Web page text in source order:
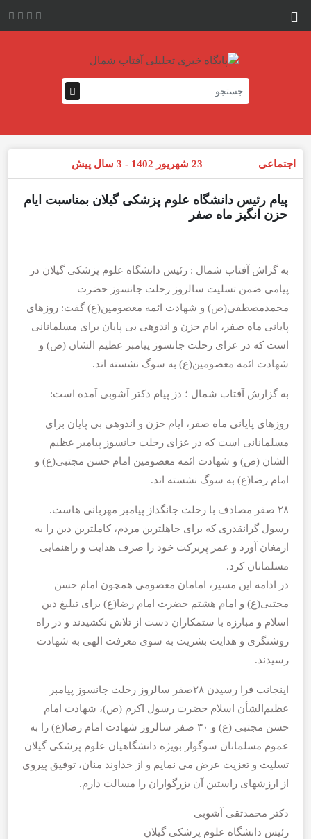
اجتماعی 23 شهریور 1402 - 3 سال پیش
پیام رئیس دانشگاه علوم پزشکی گیلان بمناسبت ایام
حزن انگیز ماه صفر
به گزاش آفتاب شمال : رئیس دانشگاه علوم پزشکی گیلان در
پیامی ضمن تسلیت سالروز رحلت جانسوز حضرت
محمدمصطفی(ص) و شهادت ائمه معصومین(ع) گفت: روزهای
پایانی ماه صفر، ایام حزن و اندوهی بی پایان برای مسلمانانی
است که در عزای رحلت جانسوز پیامبر عظیم الشان (ص) و
شهادت ائمه معصومین(ع) به سوگ نشسته اند.
به گزارش آفتاب شمال ؛ دز پیام دکتر آشوبی آمده است:
روزهای پایانی ماه صفر، ایام حزن و اندوهی بی پایان برای
مسلمانانی است که در عزای رحلت جانسوز پیامبر عظیم
الشان (ص) و شهادت ائمه معصومین امام حسن مجتبی(ع) و
امام رضا(ع) به سوگ نشسته اند.
۲۸ صفر مصادف با رحلت جانگداز پیامبر مهربانی هاست.
رسول گرانقدری که برای جاهلترین مردم، کاملترین دین را به
ارمغان آورد و عمر پربرکت خود را صرف هدایت و راهنمایی
مسلمانان کرد.
در ادامه این مسیر، امامان معصومی همچون امام حسن
مجتبی(ع) و امام هشتم حضرت امام رضا(ع) برای تبلیغ دین
اسلام و مبارزه با ستمکاران دست از تلاش نکشیدند و در راه
روشنگری و هدایت بشریت به سوی معرفت الهی به شهادت
رسیدند.
اینجانب فرا رسیدن ۲۸صفر سالروز رحلت جانسوز پیامبر
عظیم‌الشأن اسلام حضرت رسول اکرم (ص)، شهادت امام
حسن مجتبی (ع) و ۳۰ صفر سالروز شهادت امام رضا(ع) را به
عموم مسلمانان سوگوار بویژه دانشگاهیان علوم پزشکی گیلان
تسلیت و تعزیت عرض می نمایم و از خداوند منان، توفیق پیروی
از ارزشهای راستین آن بزرگواران را مسالت دارم.
دکتر محمدتقی آشوبی
رئیس دانشگاه علوم پزشکی گیلان